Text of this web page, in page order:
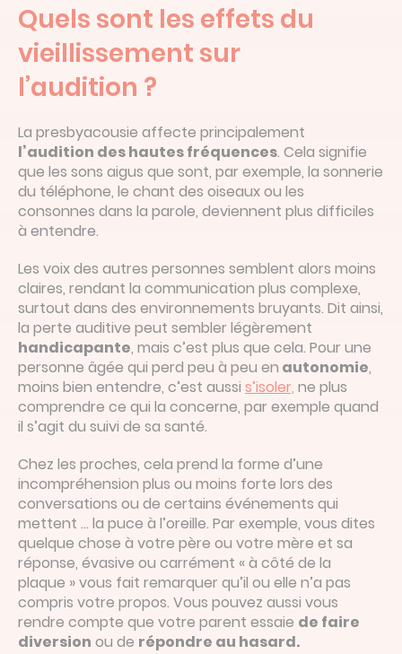
Quels sont les effets du
vieillissement sur
l’audition ?
La presbyacousie affecte principalement
l’audition des hautes fréquences. Cela signifie
que les sons aigus que sont, par exemple, la sonnerie
du téléphone, le chant des oiseaux ou les
consonnes dans la parole, deviennent plus difficiles
à entendre.
Les voix des autres personnes semblent alors moins
claires, rendant la communication plus complexe,
surtout dans des environnements bruyants. Dit ainsi,
la perte auditive peut sembler légèrement
handicapante, mais c’est plus que cela. Pour une
personne âgée qui perd peu à peu en autonomie,
moins bien entendre, c’est aussi s’isoler, ne plus
comprendre ce qui la concerne, par exemple quand
il s’agit du suivi de sa santé.
Chez les proches, cela prend la forme d’une
incompréhension plus ou moins forte lors des
conversations ou de certains événements qui
mettent … la puce à l’oreille. Par exemple, vous dites
quelque chose à votre père ou votre mère et sa
réponse, évasive ou carrément « à côté de la
plaque » vous fait remarquer qu’il ou elle n’a pas
compris votre propos. Vous pouvez aussi vous
rendre compte que votre parent essaie de faire
diversion ou de répondre au hasard.